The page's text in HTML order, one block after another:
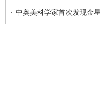
中奥美科学家首次发现金